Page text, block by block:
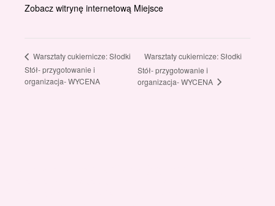
Zobacz witrynę internetową Miejsce
Warsztaty cukiernicze: Słodki
Stół- przygotowanie i
organizacja- WYCENA
Warsztaty cukiernicze: Słodki
Stół- przygotowanie i
organizacja- WYCENA